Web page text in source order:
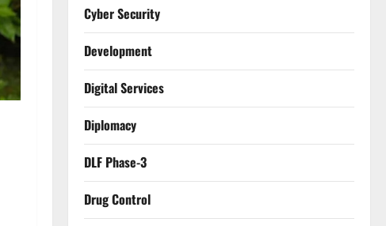
Cyber Security
Development
Digital Services
Diplomacy
DLF Phase-3
Drug Control